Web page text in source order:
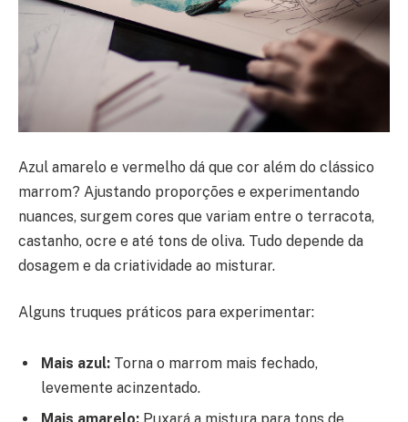
Azul amarelo e vermelho dá que cor além do clássico
marrom? Ajustando proporções e experimentando
nuances, surgem cores que variam entre o terracota,
castanho, ocre e até tons de oliva. Tudo depende da
dosagem e da criatividade ao misturar.
Alguns truques práticos para experimentar:
Mais azul: Torna o marrom mais fechado,
levemente acinzentado.